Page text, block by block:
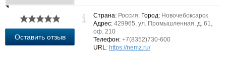
Конференции
Выставки и семинары
Личности
Флот
Форум
Оставить отзыв
Страна: Россия, Город: Новочебоксарск
Адрес: 429965, ул. Промышленная, д. 61,
оф. 210
Телефон: +7(8352)730-600
URL: https://nemz.ru/